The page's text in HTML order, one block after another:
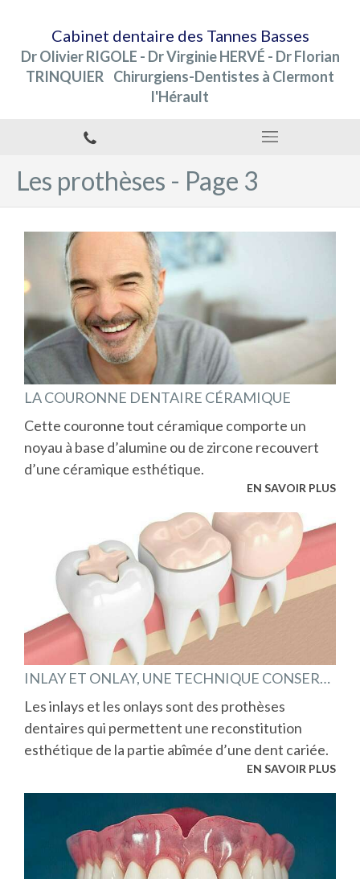
Cabinet dentaire des Tannes Basses
Dr Olivier RIGOLE - Dr Virginie HERVÉ - Dr Florian
TRINQUIER Chirurgiens-Dentistes à Clermont
l'Hérault
Les prothèses - Page 3
LA COURONNE DENTAIRE CÉRAMIQUE
Cette couronne tout céramique comporte un
noyau à base d’alumine ou de zircone recouvert
d’une céramique esthétique.
EN SAVOIR PLUS
INLAY ET ONLAY, UNE TECHNIQUE CONSERVATRICE
Les inlays et les onlays sont des prothèses
dentaires qui permettent une reconstitution
esthétique de la partie abîmée d’une dent cariée.
EN SAVOIR PLUS